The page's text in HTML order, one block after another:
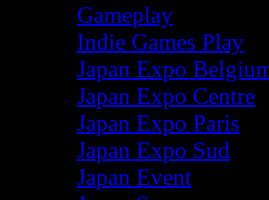
Gameplay
Indie Games Play
Japan Expo
Japan Expo Centre
Japan Expo Paris
Japan Expo Sud
Japan Event